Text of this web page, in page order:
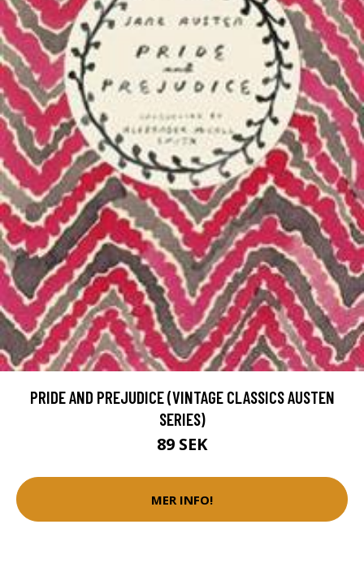
PRIDE AND PREJUDICE (VINTAGE CLASSICS AUSTEN
SERIES)
89 SEK
MER INFO!